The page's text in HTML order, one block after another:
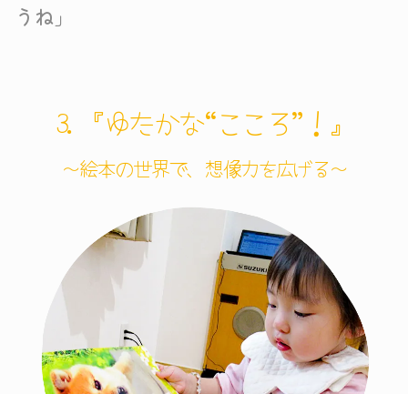
うね」
3.『ゆたかな“こころ”！』
～絵本の世界で、想像力を広げる～